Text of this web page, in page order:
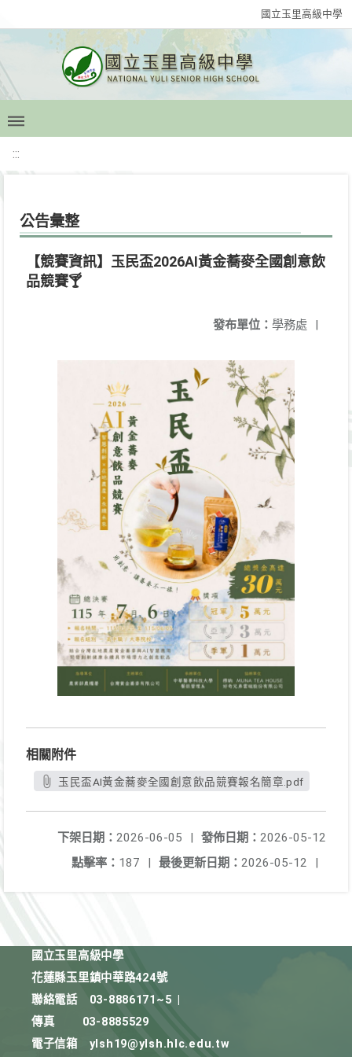
國立玉里高級中學
:::
公告彙整
【競賽資訊】玉民盃2026AI黃金蕎麥全國創意飲
品競賽🍸
發布單位： 學務處 |
相關附件
玉民盃AI黃金蕎麥全國創意飲品競賽報名簡章.pdf
發佈日期： 2026-05-12
下架日期： 2026-06-05
最後更新日期： 2026-05-12
點擊率： 187
國立玉里高級中學
花蓮縣玉里鎮中華路424號
聯絡電話
03-8886171~5
傳真
03-8885529
電子信箱
ylsh19@ylsh.hlc.edu.tw